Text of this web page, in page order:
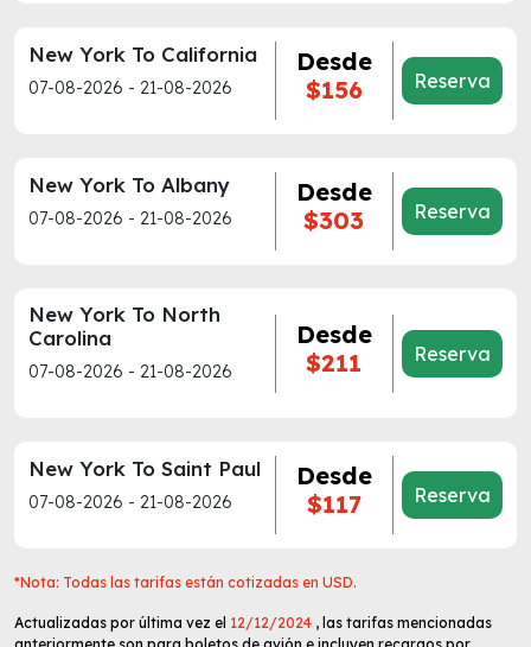
New York To California
07-08-2026 - 21-08-2026
Desde
$156
Reserva
New York To Albany
07-08-2026 - 21-08-2026
Desde
$303
Reserva
New York To North
Carolina
07-08-2026 - 21-08-2026
Desde
$211
Reserva
New York To Saint Paul
07-08-2026 - 21-08-2026
Desde
$117
Reserva
*Nota: Todas las tarifas están cotizadas en USD.
Actualizadas por última vez el 12/12/2024 , las tarifas mencionadas